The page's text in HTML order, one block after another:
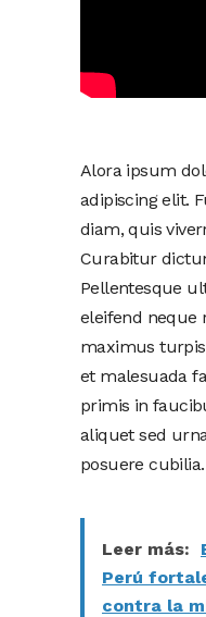
Alora ipsum
adipiscing elit.
diam, quis
Curabitur
Pellentesque
eleifend neque
maximus
et malesuada
primis in
aliquet sed
posuere cubilia.
Leer más:
Perú
contra la